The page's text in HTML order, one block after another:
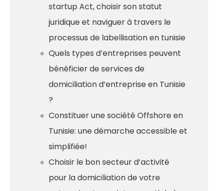
startup Act, choisir son statut
juridique et naviguer à travers le
processus de labellisation en tunisie
Quels types d’entreprises peuvent
bénéficier de services de
domiciliation d’entreprise en Tunisie
?
Constituer une société Offshore en
Tunisie: une démarche accessible et
simplifiée!
Choisir le bon secteur d’activité
pour la domiciliation de votre